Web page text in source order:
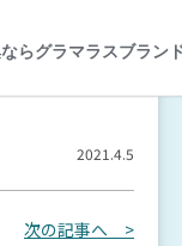
2021.4.5
次の記事へ >